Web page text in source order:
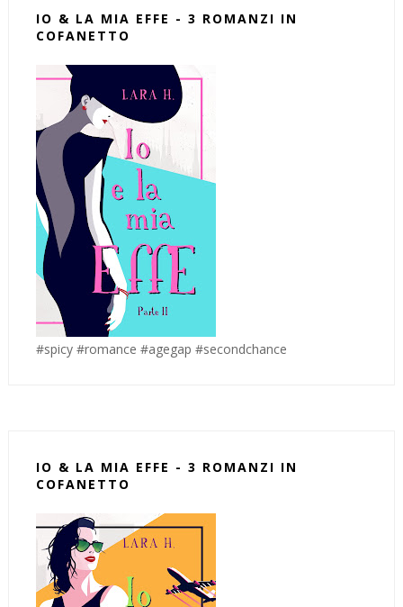
IO & LA MIA EFFE - 3 ROMANZI IN
COFANETTO
#spicy #romance #agegap #secondchance
IO & LA MIA EFFE - 3 ROMANZI IN
COFANETTO